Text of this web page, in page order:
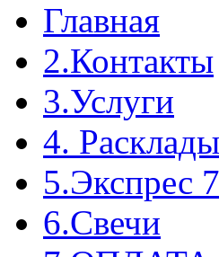
Главная
2.Контакты
3.Услуги
4. Расклады
5.Экспрес
6.Свечи